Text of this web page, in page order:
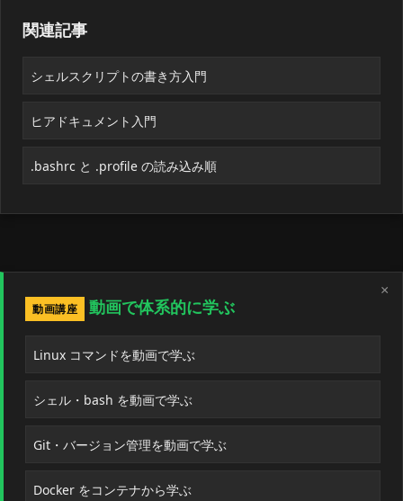
関連記事
シェルスクリプトの書き方入門
ヒアドキュメント入門
.bashrc と .profile の読み込み順
×
動画講座
動画で体系的に学ぶ
Linux コマンドを動画で学ぶ
シェル・bash を動画で学ぶ
Git・バージョン管理を動画で学ぶ
Docker をコンテナから学ぶ